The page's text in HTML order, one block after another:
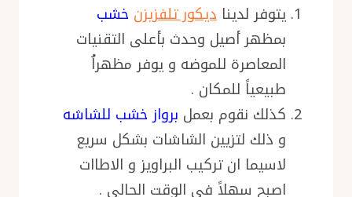
يتوفر لدينا ديكور تلفزيزن خشب
بمظهر أصيل وحدث بأعلى التقنيات
المعاصرة للموضه و يوفر مظهراُ
طبيعياً للمكان .
كذلك نقوم بعمل برواز خشب للشاشه
و ذلك لتزيين الشاشات بشكل سريع
لاسيما ان تركيب البراويز و الاطاات
اصبح سهلاً في الوقت الحالي .